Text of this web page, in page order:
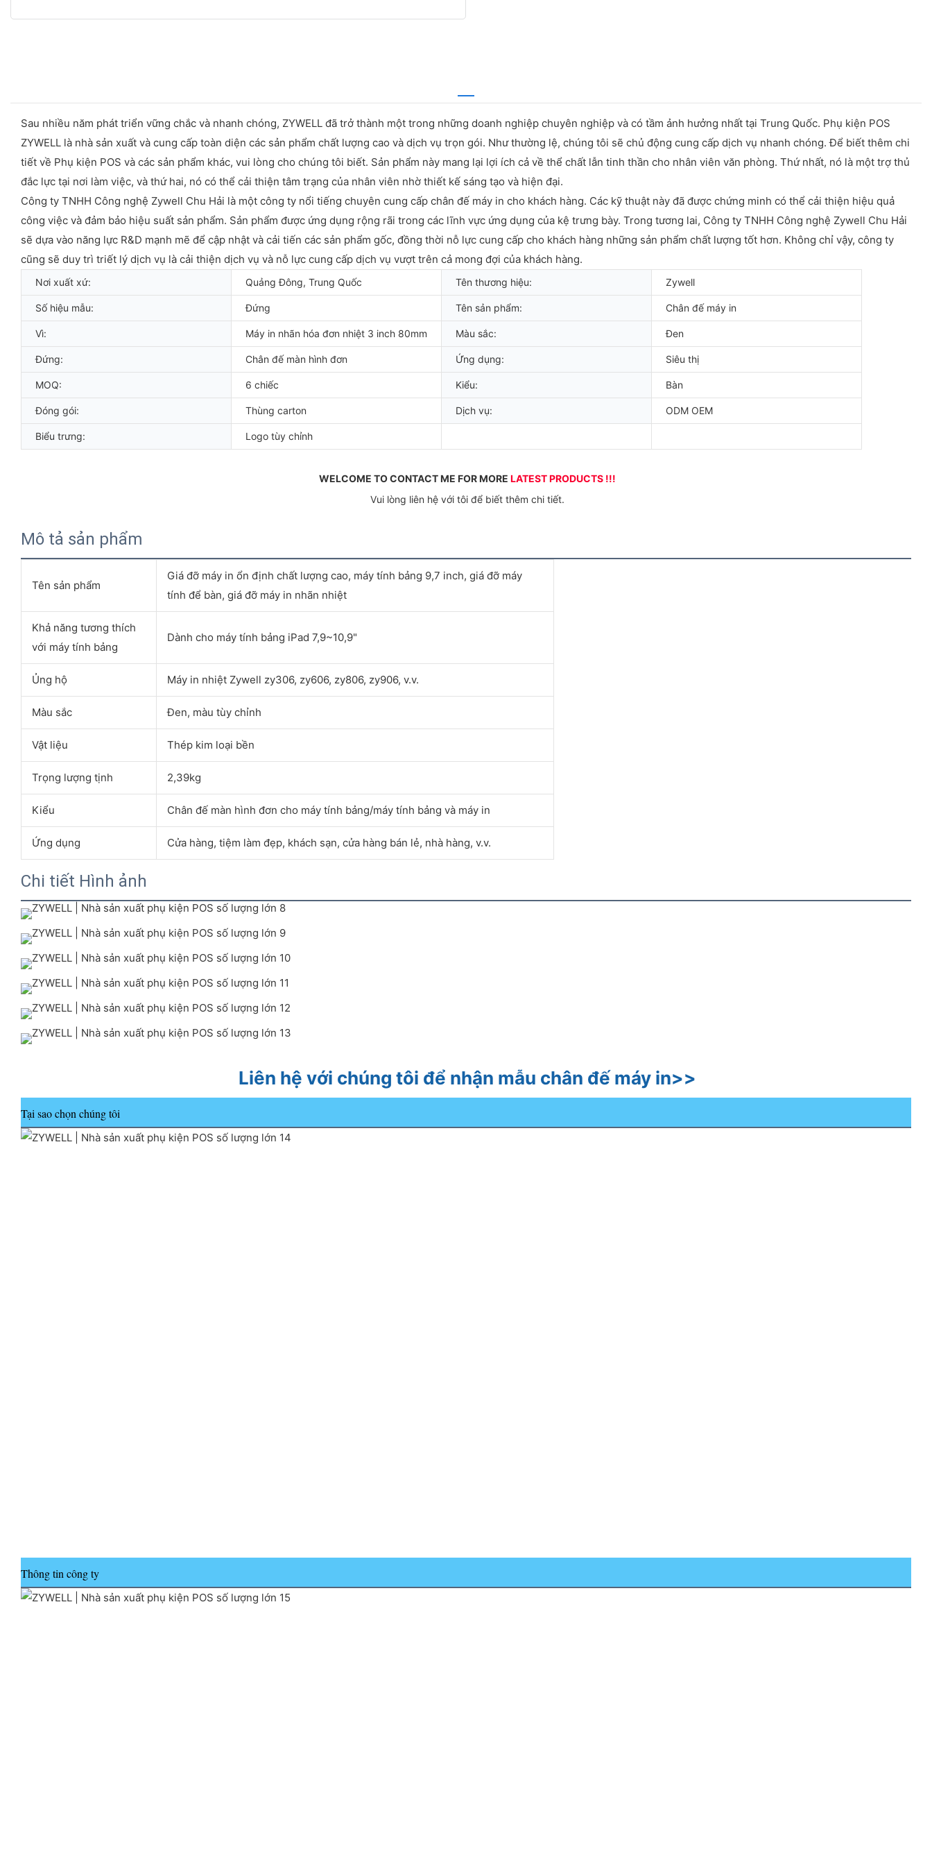
Sau nhiều năm phát triển vững chắc và nhanh chóng, ZYWELL đã trở thành một trong những doanh nghiệp chuyên nghiệp và có tầm ảnh hưởng nhất tại Trung Quốc. Phụ kiện POS
ZYWELL là nhà sản xuất và cung cấp toàn diện các sản phẩm chất lượng cao và dịch vụ trọn gói. Như thường lệ, chúng tôi sẽ chủ động cung cấp dịch vụ nhanh chóng. Để biết thêm chi
tiết về Phụ kiện POS và các sản phẩm khác, vui lòng cho chúng tôi biết. Sản phẩm này mang lại lợi ích cả về thể chất lẫn tinh thần cho nhân viên văn phòng. Thứ nhất, nó là một trợ thủ
đắc lực tại nơi làm việc, và thứ hai, nó có thể cải thiện tâm trạng của nhân viên nhờ thiết kế sáng tạo và hiện đại.
Công ty TNHH Công nghệ Zywell Chu Hải là một công ty nổi tiếng chuyên cung cấp chân đế máy in cho khách hàng. Các kỹ thuật này đã được chứng minh có thể cải thiện hiệu quả
công việc và đảm bảo hiệu suất sản phẩm. Sản phẩm được ứng dụng rộng rãi trong các lĩnh vực ứng dụng của kệ trưng bày. Trong tương lai, Công ty TNHH Công nghệ Zywell Chu Hải
sẽ dựa vào năng lực R&D mạnh mẽ để cập nhật và cải tiến các sản phẩm gốc, đồng thời nỗ lực cung cấp cho khách hàng những sản phẩm chất lượng tốt hơn. Không chỉ vậy, công ty
cũng sẽ duy trì triết lý dịch vụ là cải thiện dịch vụ và nỗ lực cung cấp dịch vụ vượt trên cả mong đợi của khách hàng.
Nơi xuất xứ: Quảng Đông, Trung Quốc Tên thương hiệu: Zywell
Số hiệu mẫu: Đứng Tên sản phẩm: Chân đế máy in
Vì: Máy in nhãn hóa đơn nhiệt 3 inch 80mm Màu sắc: Đen
Đứng: Chân đế màn hình đơn Ứng dụng: Siêu thị
MOQ: 6 chiếc Kiểu: Bàn
Đóng gói: Thùng carton Dịch vụ: ODM OEM
Biểu trưng: Logo tùy chỉnh
WELCOME TO CONTACT ME FOR MORE LATEST PRODUCTS !!!
Vui lòng liên hệ với tôi để biết thêm chi tiết.
Mô tả sản phẩm
Tên sản phẩm
Giá đỡ máy in ổn định chất lượng cao, máy tính bảng 9,7 inch, giá đỡ máy
tính để bàn, giá đỡ máy in nhãn nhiệt
Khả năng tương thích
với máy tính bảng
Dành cho máy tính bảng iPad 7,9~10,9"
Ủng hộ Máy in nhiệt Zywell zy306, zy606, zy806, zy906, v.v.
Màu sắc Đen, màu tùy chỉnh
Vật liệu Thép kim loại bền
Trọng lượng tịnh 2,39kg
Kiểu Chân đế màn hình đơn cho máy tính bảng/máy tính bảng và máy in
Ứng dụng Cửa hàng, tiệm làm đẹp, khách sạn, cửa hàng bán lẻ, nhà hàng, v.v.
Chi tiết Hình ảnh
Liên hệ với chúng tôi để nhận mẫu chân đế máy in>>
Tại sao chọn chúng tôi
Thông tin công ty